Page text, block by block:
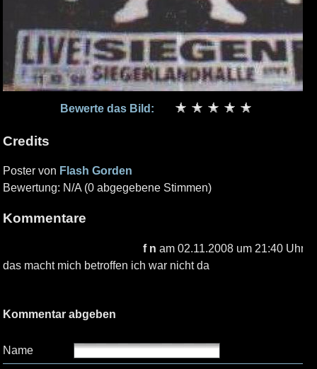
Bewerte das Bild:
Credits
Poster von Flash Gorden
Bewertung: N/A (0 abgegebene Stimmen)
Kommentare
f n am 02.11.2008 um 21:40 Uhr
das macht mich betroffen ich war nicht da
Kommentar abgeben
Name